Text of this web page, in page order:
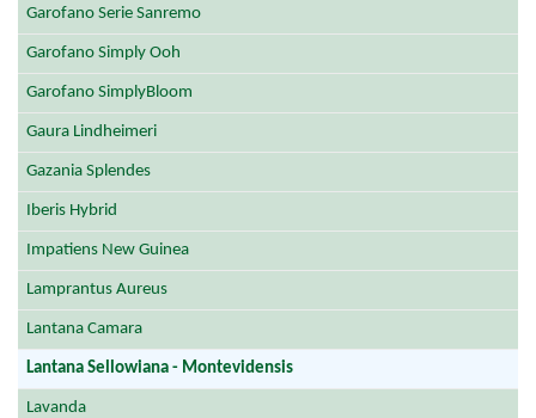
Garofano Serie Sanremo
Garofano Simply Ooh
Garofano SimplyBloom
Gaura Lindheimeri
Gazania Splendes
Iberis Hybrid
Impatiens New Guinea
Lamprantus Aureus
Lantana Camara
Lantana Sellowiana - Montevidensis
Lavanda